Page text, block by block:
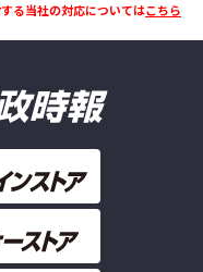
る当社の対応についてはこちら